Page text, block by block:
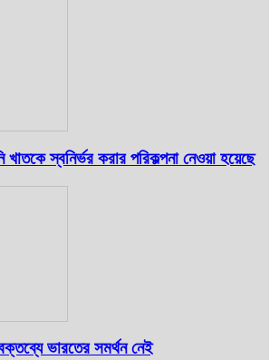
খাতকে স্বনির্ভর করার পরিকল্পনা নেওয়া হয়েছে
ভারতের সমর্থন নেই